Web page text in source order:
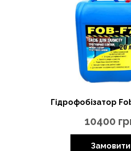
Гідрофобізатор
10400
Замовити